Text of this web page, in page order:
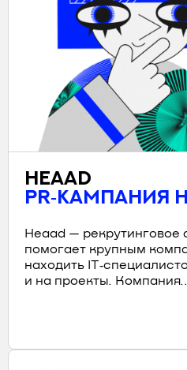
HEAAD
PR‑КАМПАНИЯ
Heaad — рекрутинговое
помогает крупным
находить
и на проекты.